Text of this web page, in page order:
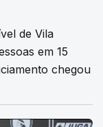
de Vila
em 15
chegou